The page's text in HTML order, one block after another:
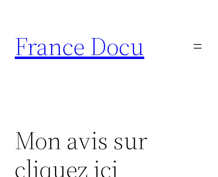
contenu
France Docu
Mon avis sur
cliquez ici